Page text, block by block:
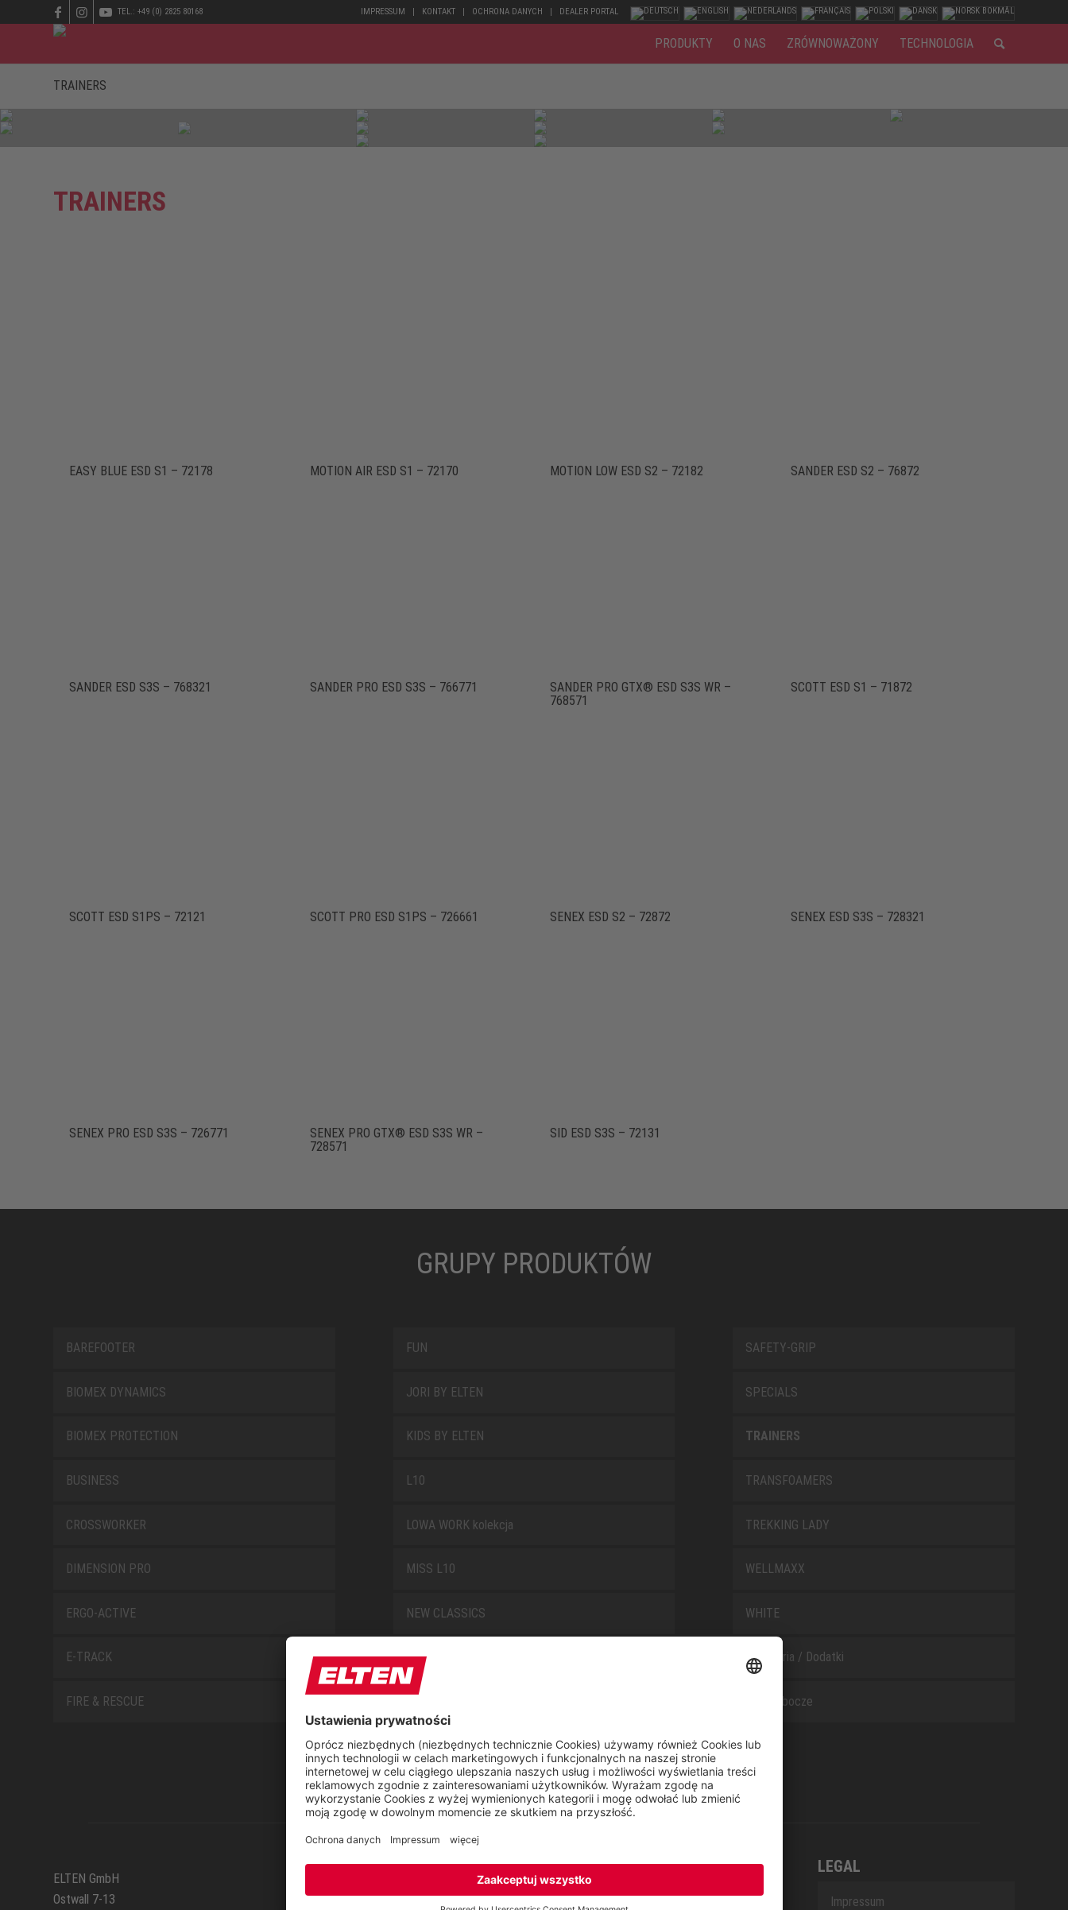
IMPRESSUM KONTAKT OCHRONA DANYCH DEALER PORTAL
TEL.: +49 (0) 2825 80168
PRODUKTY O NAS ZRÓWNOWAŻONY TECHNOLOGIA
TRAINERS
TRAINERS
EASY BLUE ESD S1 – 72178 MOTION AIR ESD S1 – 72170 MOTION LOW ESD S2 – 72182 SANDER ESD S2 – 76872
SANDER ESD S3S – 768321 SANDER PRO ESD S3S – 766771
SANDER PRO GTX® ESD S3S WR –
768571
SCOTT ESD S1 – 71872
SCOTT ESD S1PS – 72121 SCOTT PRO ESD S1PS – 726661 SENEX ESD S2 – 72872 SENEX ESD S3S – 728321
SENEX PRO ESD S3S – 726771
SENEX PRO GTX® ESD S3S WR –
728571
SID ESD S3S – 72131
GRUPY PRODUKTÓW
BAREFOOTER
BIOMEX DYNAMICS
BIOMEX PROTECTION
BUSINESS
CROSSWORKER
DIMENSION PRO
ERGO-ACTIVE
E-TRACK
FIRE & RESCUE
FUN
JORI BY ELTEN
KIDS BY ELTEN
L10
LOWA WORK kolekcja
MISS L10
NEW CLASSICS
NOVA
SAFEGUARD
SAFETY-GRIP
SPECIALS
TRAINERS
TRANSFOAMERS
TREKKING LADY
WELLMAXX
WHITE
Akcesoria / Dodatki
Buty robocze
ELTEN GmbH
Ostwall 7-13
SERWIS O NAS LEGAL
Impressum